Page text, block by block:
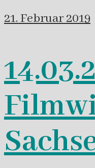
21. Februar 2019